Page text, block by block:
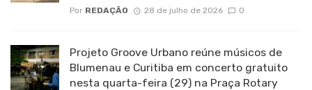
Por REDAÇÃO 28 de julho de 2026 0
Projeto Groove Urbano reúne músicos de
Blumenau e Curitiba em concerto gratuito
nesta quarta-feira (29) na Praça Rotary